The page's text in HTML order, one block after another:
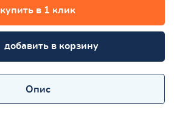
купить в 1 клик
добавить в корзину
Опис